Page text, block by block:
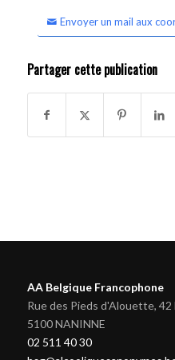
Envoyer un mail aux
Partager cette publication
AA Belgique Francophone
Rue des Pieds d'Alouette, 42
5100 NANINNE
02 511 40 30